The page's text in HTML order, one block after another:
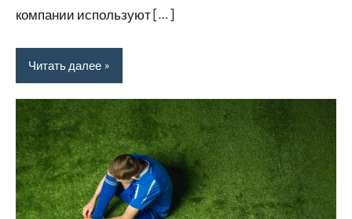
компании используют […]
Читать далее